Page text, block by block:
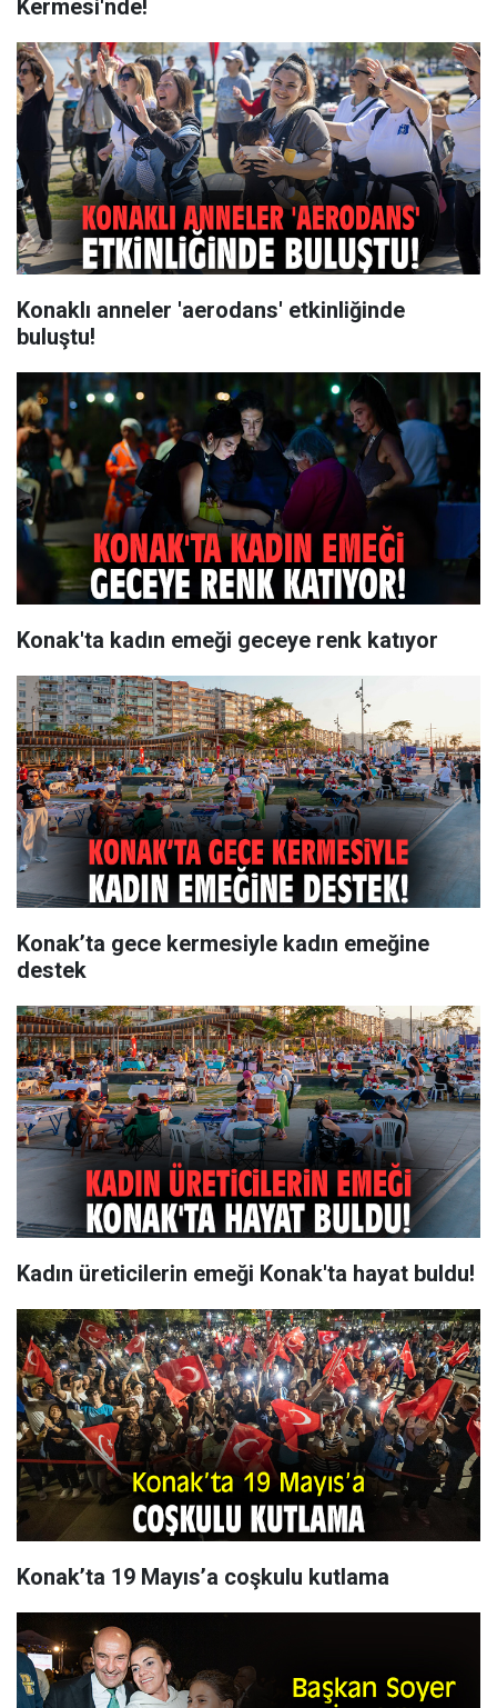
Kermesi'nde!
Konaklı anneler 'aerodans' etkinliğinde
buluştu!
Konak'ta kadın emeği geceye renk katıyor
Konak’ta gece kermesiyle kadın emeğine
destek
Kadın üreticilerin emeği Konak'ta hayat buldu!
Konak’ta 19 Mayıs’a coşkulu kutlama